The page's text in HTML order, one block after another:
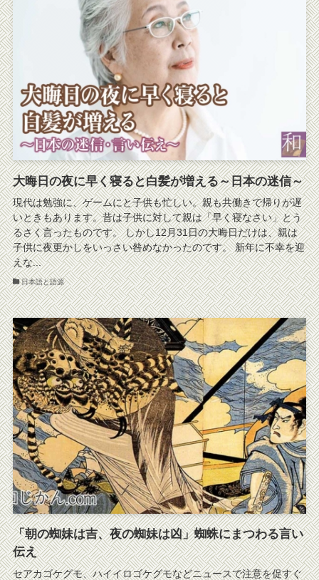
大晦日の夜に早く寝ると白髪が増える～日本の迷信～
現代は勉強に、ゲームにと子供も忙しい。親も共働きで帰りが遅
いときもあります。昔は子供に対して親は「早く寝なさい」とう
るさく言ったものです。 しかし12月31日の大晦日だけは、親は
子供に夜更かしをいっさい咎めなかったのです。 新年に不幸を迎
えな...
日本語と語源
「朝の蜘妹は吉、夜の蜘妹は凶」蜘蛛にまつわる言い
伝え
セアカゴケグモ、ハイイロゴケグモなどニュースで注意を促すぐ